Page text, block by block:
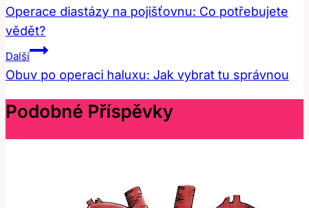
Pro
Příspěvek
Operace diastázy na pojišťovnu: Co potřebujete
vědět?
Další
Obuv po operaci haluxu: Jak vybrat tu správnou
Podobné Příspěvky